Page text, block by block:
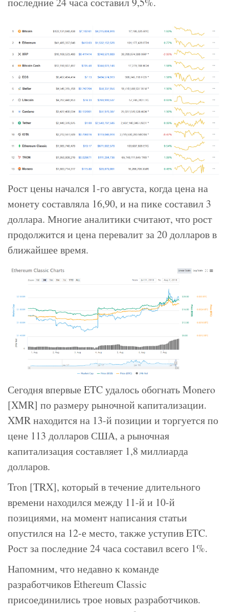
Рост цены начался 1-го августа, когда цена на
монету составляла 16,90, и на пике составил 3
доллара. Многие аналитики считают, что рост
продолжится и цена перевалит за 20 долларов в
ближайшее время.
Сегодня впервые ETC удалось обогнать Monero
[XMR] по размеру рыночной капитализации.
XMR находится на 13-й позиции и торгуется по
цене 113 долларов США, а рыночная
капитализация составляет 1,8 миллиарда
долларов.
Tron [TRX], который в течение длительного
времени находился между 11-й и 10-й
позициями, на момент написания статьи
опустился на 12-е место, также уступив ETC.
Рост за последние 24 часа составил всего 1%.
Напомним, что недавно к команде
разработчиков Ethereum Classic
присоединились трое новых разработчиков.